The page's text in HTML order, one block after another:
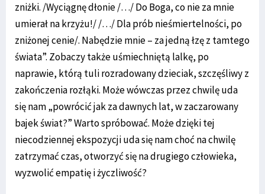
zniżki. /Wyciągnę dłonie /…/ Do Boga, co nie za mnie
umierał na krzyżu!/ /…/ Dla prób nieśmiertelności, po
zniżonej cenie/. Nabędzie mnie – za jedną łzę z tamtego
świata”. Zobaczy także uśmiechniętą lalkę, po
naprawie, którą tuli rozradowany dzieciak, szczęśliwy z
zakończenia rozłąki. Może wówczas przez chwilę uda
się nam „powrócić jak za dawnych lat, w zaczarowany
bajek świat?” Warto spróbować. Może dzięki tej
niecodziennej ekspozycji uda się nam choć na chwilę
zatrzymać czas, otworzyć się na drugiego człowieka,
wyzwolić empatię i życzliwość?